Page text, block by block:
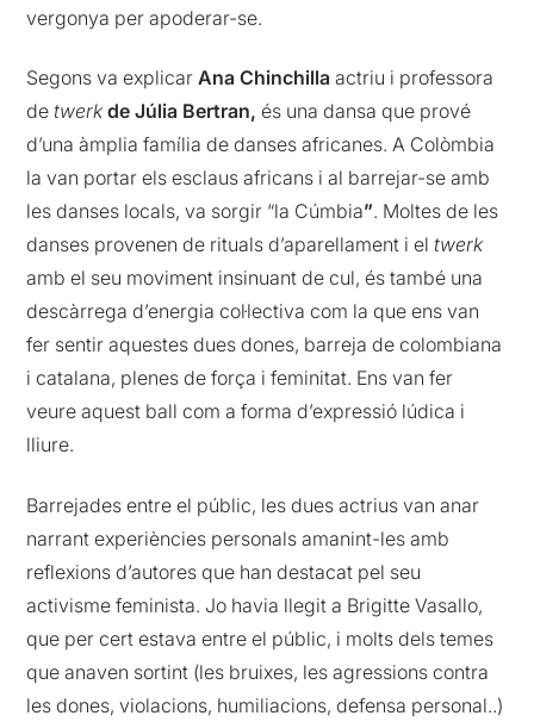
vergonya per apoderar-se.
Segons va explicarAna Chinchilla actriu i professora
detwerk de Júlia Bertran,és una dansa que prové
d’una àmplia família de danses africanes. A Colòmbia
la van portar els esclaus africans i al barrejar-se amb
les danses locals, va sorgir “la Cúmbia”. Moltes de les
danses provenen de rituals d’aparellament i eltwerk
amb el seu moviment insinuant de cul, és també una
descàrrega d’energia col·lectiva com la que ens van
fer sentir aquestes dues dones, barreja de colombiana
i catalana, plenes de força i feminitat. Ens van fer
veure aquest ball com a forma d’expressió lúdica i
lliure.
Barrejades entre el públic, les dues actrius van anar
narrant experiències personals amanint-les amb
reflexions d’autores que han destacat pel seu
activisme feminista. Jo havia llegit a Brigitte Vasallo,
que per cert estava entre el públic, i molts dels temes
que anaven sortint (les bruixes, les agressions contra
les dones, violacions, humiliacions, defensa personal..)